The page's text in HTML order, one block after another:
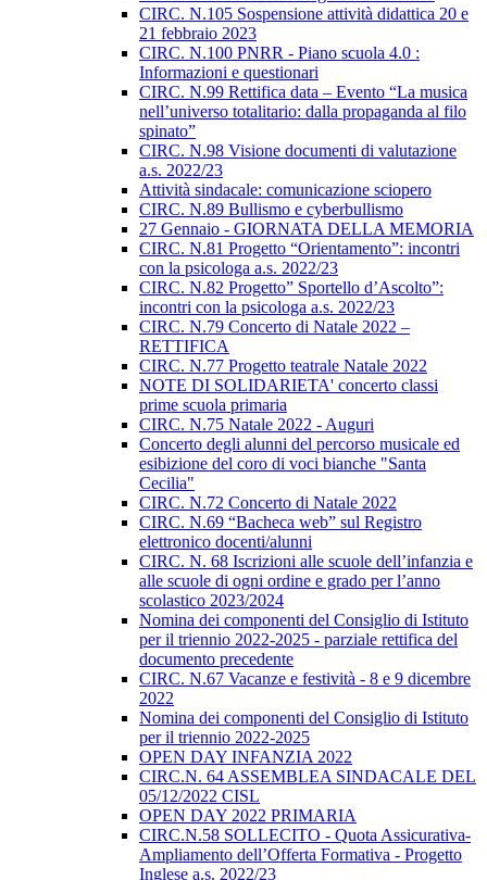
CIRC. N.105 Sospensione attività didattica 20 e
21 febbraio 2023
CIRC. N.100 PNRR - Piano scuola 4.0 :
Informazioni e questionari
CIRC. N.99 Rettifica data – Evento “La musica
nell’universo totalitario: dalla propaganda al filo
spinato”
CIRC. N.98 Visione documenti di valutazione
a.s. 2022/23
Attività sindacale: comunicazione sciopero
CIRC. N.89 Bullismo e cyberbullismo
27 Gennaio - GIORNATA DELLA MEMORIA
CIRC. N.81 Progetto “Orientamento”: incontri
con la psicologa a.s. 2022/23
CIRC. N.82 Progetto” Sportello d’Ascolto”:
incontri con la psicologa a.s. 2022/23
CIRC. N.79 Concerto di Natale 2022 –
RETTIFICA
CIRC. N.77 Progetto teatrale Natale 2022
NOTE DI SOLIDARIETA' concerto classi
prime scuola primaria
CIRC. N.75 Natale 2022 - Auguri
Concerto degli alunni del percorso musicale ed
esibizione del coro di voci bianche "Santa
Cecilia"
CIRC. N.72 Concerto di Natale 2022
CIRC. N.69 “Bacheca web” sul Registro
elettronico docenti/alunni
CIRC. N. 68 Iscrizioni alle scuole dell’infanzia e
alle scuole di ogni ordine e grado per l’anno
scolastico 2023/2024
Nomina dei componenti del Consiglio di Istituto
per il triennio 2022-2025 - parziale rettifica del
documento precedente
CIRC. N.67 Vacanze e festività - 8 e 9 dicembre
2022
Nomina dei componenti del Consiglio di Istituto
per il triennio 2022-2025
OPEN DAY INFANZIA 2022
CIRC.N. 64 ASSEMBLEA SINDACALE DEL
05/12/2022 CISL
OPEN DAY 2022 PRIMARIA
CIRC.N.58 SOLLECITO - Quota Assicurativa-
Ampliamento dell’Offerta Formativa - Progetto
Inglese a.s. 2022/23